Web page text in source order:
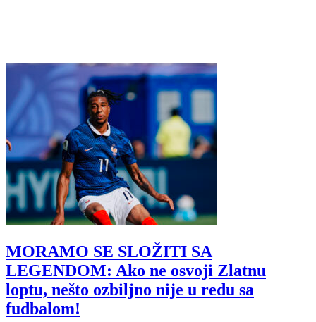
MORAMO SE SLOŽITI SA
LEGENDOM: Ako ne osvoji Zlatnu
loptu, nešto ozbiljno nije u redu sa
fudbalom!